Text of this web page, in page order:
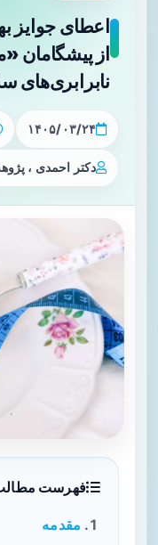
از پیشگامان
نابرابری‌های
۱۴۰۵/۰۳/۲۴
دکتر احمدی ،
فهرست
مقدمه